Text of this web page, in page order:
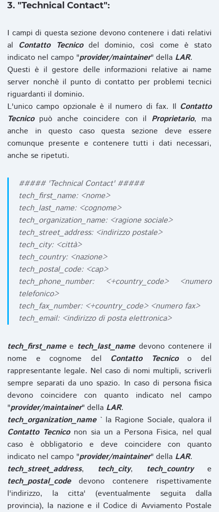
3. "Technical Contact":
I campi di questa sezione devono contenere i dati relativi
al Contatto Tecnicodel dominio, così come è stato
indicato nel campo "provider/maintainer" della LAR.
Questi è il gestore delle informazioni relative ai name
server nonchè il punto di contatto per problemi tecnici
riguardanti il dominio.
L'unico campo opzionale è il numero di fax. Il Contatto
Tecnicopuò anche coincidere con il Proprietario, ma
anche in questo caso questa sezione deve essere
comunque presente e contenere tutti i dati necessari,
anche se ripetuti.
##### 'Technical Contact' #####
tech_first_name: <nome>
tech_last_name: <cognome>
tech_organization_name: <ragione sociale>
tech_street_address: <indirizzo postale>
tech_city: <città>
tech_country: <nazione>
tech_postal_code: <cap>
tech_phone_number: <+country_code> <numero
telefonico>
tech_fax_number: <+country_code> <numero fax>
tech_email: <indirizzo di posta elettronica>
tech_first_namee tech_last_namedevono contenere il
nome e cognome del Contatto Tecnicoo del
rappresentante legale. Nel caso di nomi multipli, scriverli
sempre separati da uno spazio. In caso di persona fisica
devono coincidere con quanto indicato nel campo
"provider/maintainer" della LAR.
tech_organization_name` la Ragione Sociale, qualora il
Contatto Tecniconon sia un a Persona Fisica, nel qual
caso è obbligatorio e deve coincidere con quanto
indicato nel campo "provider/maintainer" della LAR.
tech_street_address, tech_city, tech_countrye
tech_postal_codedevono contenere rispettivamente
l'indirizzo, la citta' (eventualmente seguita dalla
provincia), la nazione e il Codice di Avviamento Postale